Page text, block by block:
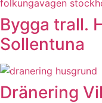
Bygga trall.
Sollentuna
Dränering